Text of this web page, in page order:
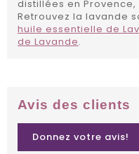
distillées en
Retrouvez la lavande
huile essentielle de
de Lavande.
Avis des clients
Donnez votre avis!